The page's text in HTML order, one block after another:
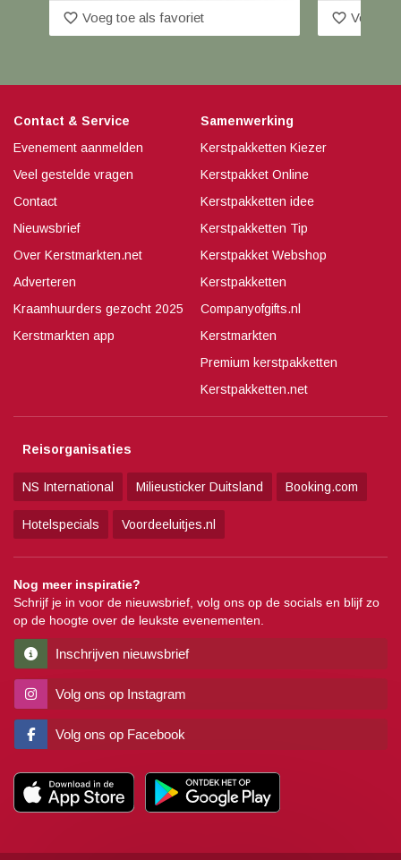
favorite_border Voeg toe als favoriet favorite_border Voeg
Contact & Service
Evenement aanmelden
Veel gestelde vragen
Contact
Nieuwsbrief
Over Kerstmarkten.net
Adverteren
Kraamhuurders gezocht 2025
Kerstmarkten app
Samenwerking
Kerstpakketten Kiezer
Kerstpakket Online
Kerstpakketten idee
Kerstpakketten Tip
Kerstpakket Webshop
Kerstpakketten
Companyofgifts.nl
Kerstmarkten
Premium kerstpakketten
Kerstpakketten.net
Reisorganisaties
NS International Milieusticker Duitsland Booking.com
Hotelspecials Voordeeluitjes.nl
Nog meer inspiratie?
Schrijf je in voor de nieuwsbrief, volg ons op de socials en blijf zo
op de hoogte over de leukste evenementen.
Inschrijven nieuwsbrief
Volg ons op Instagram
Volg ons op Facebook